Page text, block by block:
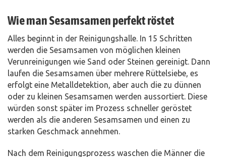
Wie man Sesamsamen perfekt röstet
Alles beginnt in der Reinigungshalle. In 15 Schritten
werden die Sesamsamen von möglichen kleinen
Verunreinigungen wie Sand oder Steinen gereinigt. Dann
laufen die Sesamsamen über mehrere Rüttelsiebe, es
erfolgt eine Metalldetektion, aber auch die zu dünnen
oder zu kleinen Sesamsamen werden aussortiert. Diese
würden sonst später im Prozess schneller geröstet
werden als die anderen Sesamsamen und einen zu
starken Geschmack annehmen.
Nach dem Reinigungsprozess waschen die Männer die